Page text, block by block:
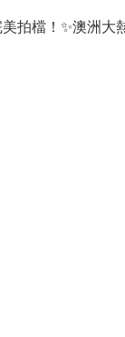
拍檔！✨澳洲大